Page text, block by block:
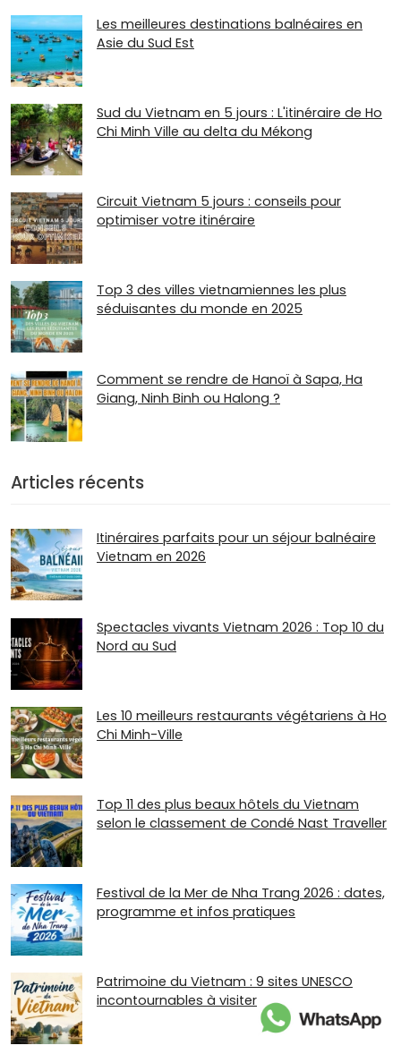
Les meilleures destinations balnéaires en
Asie du Sud Est
Sud du Vietnam en 5 jours : L'itinéraire de Ho
Chi Minh Ville au delta du Mékong
Circuit Vietnam 5 jours : conseils pour
optimiser votre itinéraire
Top 3 des villes vietnamiennes les plus
séduisantes du monde en 2025
Comment se rendre de Hanoï à Sapa, Ha
Giang, Ninh Binh ou Halong ?
Articles récents
Itinéraires parfaits pour un séjour balnéaire
Vietnam en 2026
Spectacles vivants Vietnam 2026 : Top 10 du
Nord au Sud
Les 10 meilleurs restaurants végétariens à Ho
Chi Minh-Ville
Top 11 des plus beaux hôtels du Vietnam
selon le classement de Condé Nast Traveller
Festival de la Mer de Nha Trang 2026 : dates,
programme et infos pratiques
Patrimoine du Vietnam : 9 sites UNESCO
incontournables à visiter